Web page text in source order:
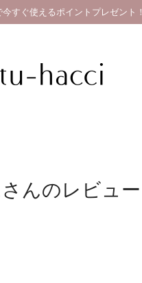
すぐ使えるポイントプレゼント！
んのレビュー